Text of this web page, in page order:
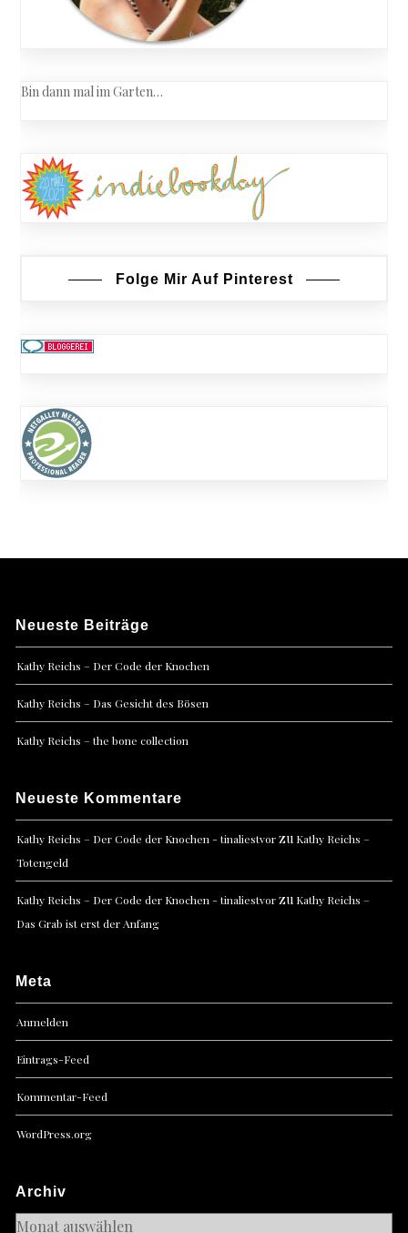
Bin dann mal im Garten…
Folge Mir Auf Pinterest
Neueste Beiträge
Kathy Reichs – Der Code der Knochen
Kathy Reichs – Das Gesicht des Bösen
Kathy Reichs – the bone collection
Neueste Kommentare
Kathy Reichs – Der Code der Knochen - tinaliestvorzu Kathy Reichs –
Totengeld
Kathy Reichs – Der Code der Knochen - tinaliestvorzu Kathy Reichs –
Das Grab ist erst der Anfang
Meta
Anmelden
Eintrags-Feed
Kommentar-Feed
WordPress.org
Archiv
Archiv